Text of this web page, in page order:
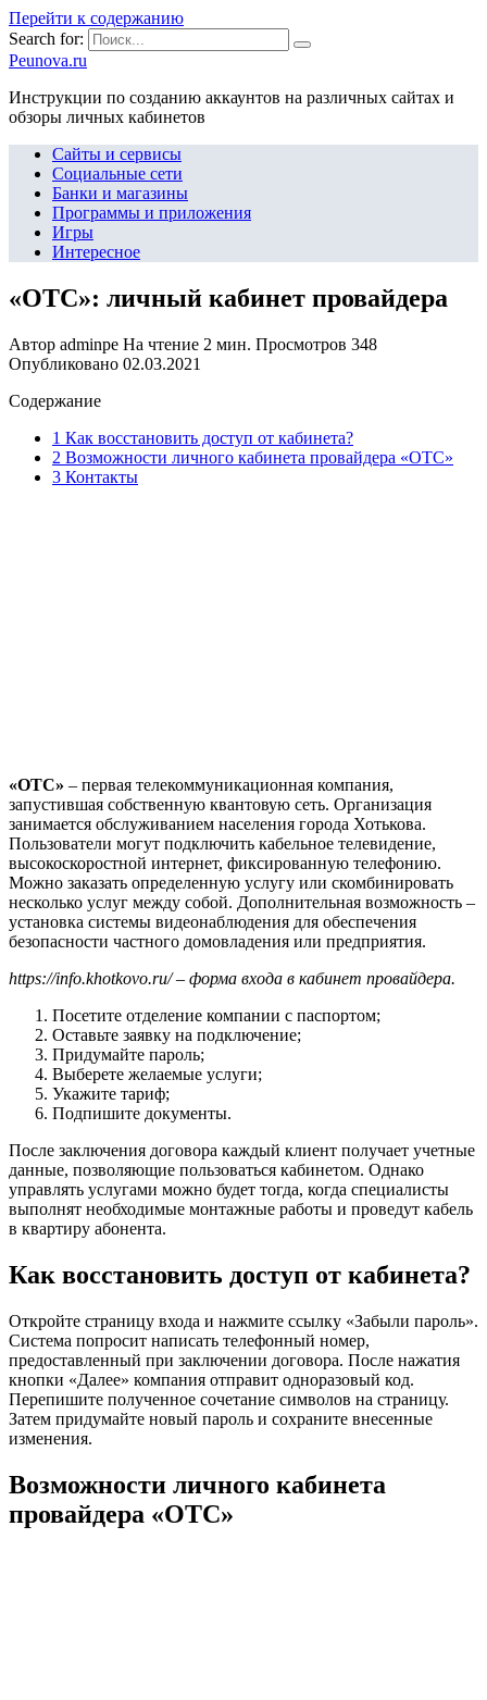
Перейти к содержанию
Search for:
Peunova.ru
Инструкции по созданию аккаунтов на различных сайтах и
обзоры личных кабинетов
Сайты и сервисы
Социальные сети
Банки и магазины
Программы и приложения
Игры
Интересное
«ОТС»: личный кабинет провайдера
Автор adminpe На чтение 2 мин. Просмотров 348
Опубликовано 02.03.2021
Содержание
1 Как восстановить доступ от кабинета?
2 Возможности личного кабинета провайдера «ОТС»
3 Контакты
«ОТС» – первая телекоммуникационная компания,
запустившая собственную квантовую сеть. Организация
занимается обслуживанием населения города Хотькова.
Пользователи могут подключить кабельное телевидение,
высокоскоростной интернет, фиксированную телефонию.
Можно заказать определенную услугу или скомбинировать
несколько услуг между собой. Дополнительная возможность –
установка системы видеонаблюдения для обеспечения
безопасности частного домовладения или предприятия.
https://info.khotkovo.ru/ – форма входа в кабинет провайдера.
Посетите отделение компании с паспортом;
Оставьте заявку на подключение;
Придумайте пароль;
Выберете желаемые услуги;
Укажите тариф;
Подпишите документы.
После заключения договора каждый клиент получает учетные
данные, позволяющие пользоваться кабинетом. Однако
управлять услугами можно будет тогда, когда специалисты
выполнят необходимые монтажные работы и проведут кабель
в квартиру абонента.
Как восстановить доступ от кабинета?
Откройте страницу входа и нажмите ссылку «Забыли пароль».
Система попросит написать телефонный номер,
предоставленный при заключении договора. После нажатия
кнопки «Далее» компания отправит одноразовый код.
Перепишите полученное сочетание символов на страницу.
Затем придумайте новый пароль и сохраните внесенные
изменения.
Возможности личного кабинета
провайдера «ОТС»